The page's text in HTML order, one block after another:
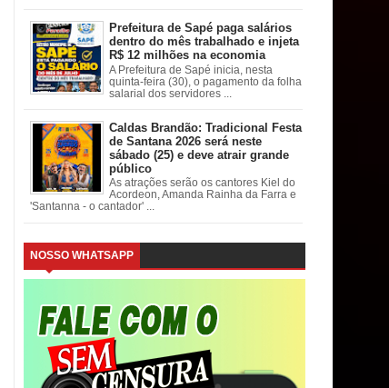
Prefeitura de Sapé paga salários
dentro do mês trabalhado e injeta
R$ 12 milhões na economia
A Prefeitura de Sapé inicia, nesta
quinta-feira (30), o pagamento da folha
salarial dos servidores ...
Caldas Brandão: Tradicional Festa
de Santana 2026 será neste
sábado (25) e deve atrair grande
público
As atrações serão os cantores Kiel do
Acordeon, Amanda Rainha da Farra e
'Santanna - o cantador' ...
NOSSO WHATSAPP